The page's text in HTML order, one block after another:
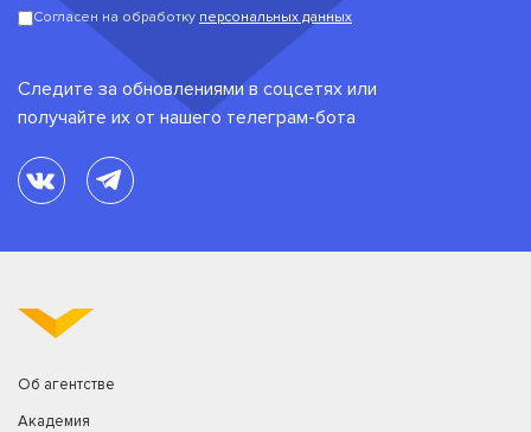
Согласен на обработку персональных данных
Следите за обновлениями в соцсетях или
получайте их от нашего телеграм-бота
Об агентстве
Академия